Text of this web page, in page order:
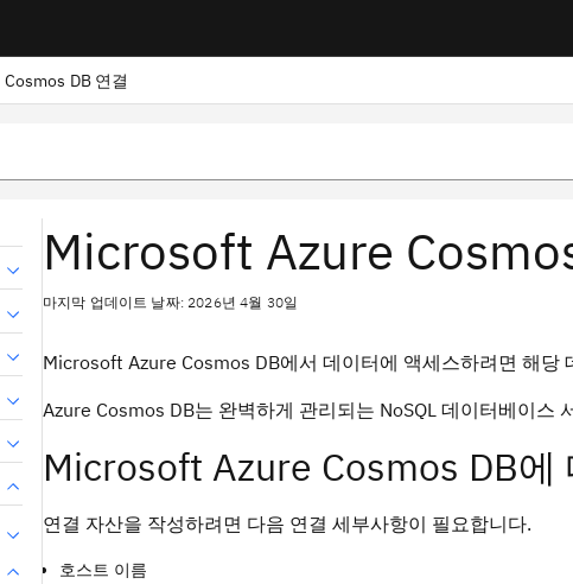
DB 연결
Microsoft Azure
마지막 업데이트 날짜: 2026년 4월 30일
Microsoft Azure Cosmos DB에서 데이터에 액세스하려면 해당
Azure Cosmos DB는 완벽하게 관리되는 NoSQL 데이터베이스
Microsoft Azure Cosmos DB에
연결 자산을 작성하려면 다음 연결 세부사항이 필요합니다.
호스트 이름